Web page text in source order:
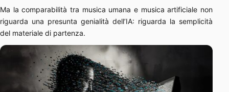
Ma la comparabilità tra musica umana e musica artificiale non
riguarda una presunta genialità dell’IA: riguarda la semplicità
del materiale di partenza.